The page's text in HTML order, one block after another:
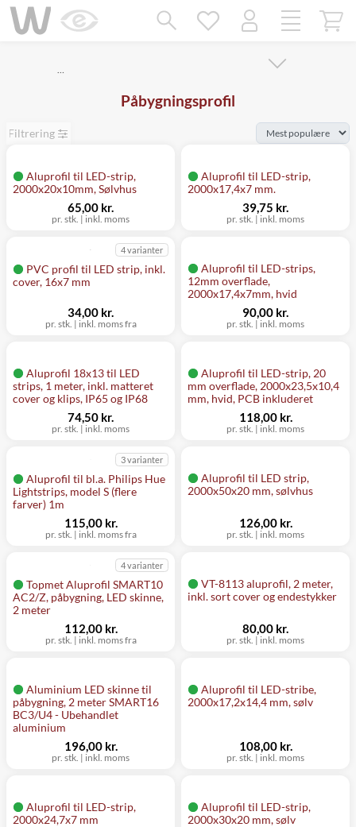
…
Påbygningsprofil
Filtrering
Aluprofil til LED-strip,
2000x20x10mm, Sølvhus
pr. stk. | inkl. moms
65,00 kr.
Aluprofil til LED-strip,
2000x17,4x7 mm.
pr. stk. | inkl. moms
39,75 kr.
PVC profil til LED strip, inkl.
cover, 16x7 mm
4 varianter
pr. stk. | inkl. moms fra
34,00 kr.
Aluprofil til LED-strips,
12mm overflade,
2000x17,4x7mm, hvid
pr. stk. | inkl. moms
90,00 kr.
Aluprofil 18x13 til LED
strips, 1 meter, inkl. matteret
cover og klips, IP65 og IP68
pr. stk. | inkl. moms
74,50 kr.
Aluprofil til LED-strip, 20
mm overflade, 2000x23,5x10,4
mm, hvid, PCB inkluderet
pr. stk. | inkl. moms
118,00 kr.
Aluprofil til bl.a. Philips Hue
Lightstrips, model S (flere
farver) 1m
3 varianter
pr. stk. | inkl. moms fra
115,00 kr.
Aluprofil til LED strip,
2000x50x20 mm, sølvhus
pr. stk. | inkl. moms
126,00 kr.
Topmet Aluprofil SMART10
AC2/Z, påbygning, LED skinne,
2 meter
4 varianter
pr. stk. | inkl. moms fra
112,00 kr.
VT-8113 aluprofil, 2 meter,
inkl. sort cover og endestykker
pr. stk. | inkl. moms
80,00 kr.
Aluminium LED skinne til
påbygning, 2 meter SMART16
BC3/U4 - Ubehandlet
aluminium
pr. stk. | inkl. moms
196,00 kr.
Aluprofil til LED-stribe,
2000x17,2x14,4 mm, sølv
pr. stk. | inkl. moms
108,00 kr.
Aluprofil til LED-strip,
2000x24,7x7 mm
Aluprofil til LED-strip,
2000x30x20 mm, sølv
Mangler chatten?
Ret samtykke!